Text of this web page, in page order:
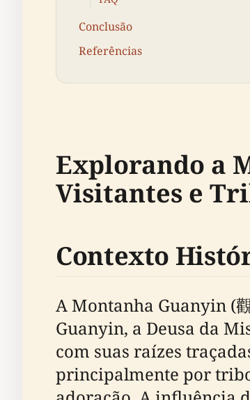
Conclusão
Referências
Explorando a
Visitantes e
Contexto
A Montanha Guanyin (
Guanyin, a Deusa da
com suas raízes
principalmente por